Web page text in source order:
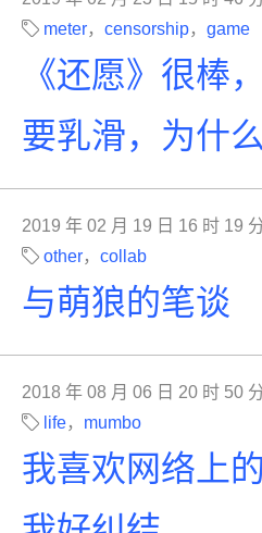
meter， censorship， game
《还愿》很棒
要乳滑，为什么
2019 年 02 月 19 日 16 时 19
other， collab
与萌狼的笔谈
2018 年 08 月 06 日 20 时 50
life， mumbo
我喜欢网络上